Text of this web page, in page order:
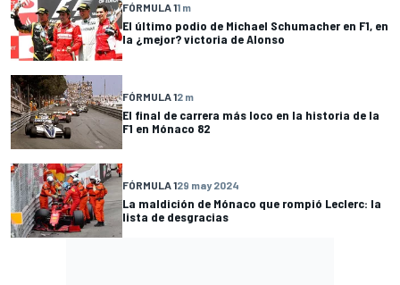
FÓRMULA 11 m
El último podio de Michael Schumacher en F1, en
la ¿mejor? victoria de Alonso
FÓRMULA 12 m
El final de carrera más loco en la historia de la
F1 en Mónaco 82
FÓRMULA 129 may 2024
La maldición de Mónaco que rompió Leclerc: la
lista de desgracias